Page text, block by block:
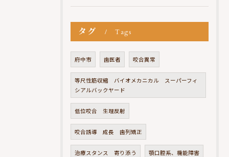
タグ Tags
府中市 歯医者 咬合異常
等尺性筋収縮 バイオメカニカル スーパーフィ
シアルバックヤード
低位咬合 生理反射
咬合誘導 成長 歯列矯正
治療スタンス 寄り添う 顎口腔系、機能障害